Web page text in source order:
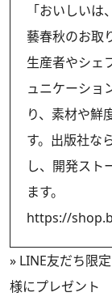
「おいしい
藝春秋のお取
生産者やシェ
ュニケーショ
り、素材や鮮
す。出版社な
し、開発スト
ます。
https://
» LINE友だち限
様にプレゼント